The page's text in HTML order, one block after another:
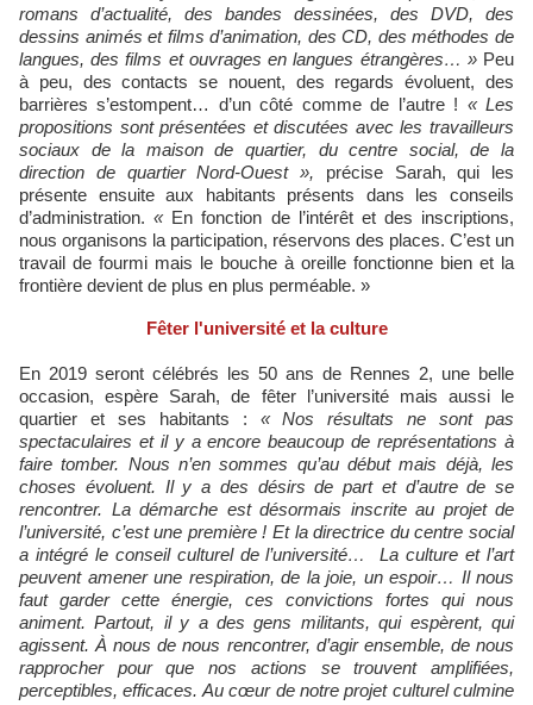
romans d’actualité, des bandes dessinées, des DVD, des
dessins animés et films d’animation, des CD, des méthodes de
langues, des films et ouvrages en langues étrangères… »Peu
à peu, des contacts se nouent, des regards évoluent, des
barrières s’estompent… d’un côté comme de l’autre ! « Les
propositions sont présentées et discutées avec les travailleurs
sociaux de la maison de quartier, du centre social, de la
direction de quartier Nord-Ouest », précise Sarah, qui les
présente ensuite aux habitants présents dans les conseils
d’administration.« En fonction de l’intérêt et des inscriptions,
nous organisons la participation, réservons des places. C’est un
travail de fourmi mais le bouche à oreille fonctionne bien et la
frontière devient de plus en plus perméable. »
Fêter l'université et la culture
En 2019 seront célébrés les 50 ans de Rennes 2, une belle
occasion, espère Sarah, de fêter l’université mais aussi le
quartier et ses habitants : « Nos résultats ne sont pas
spectaculaires et il y a encore beaucoup de représentations à
faire tomber. Nous n’en sommes qu’au début mais déjà, les
choses évoluent. Il y a des désirs de part et d’autre de se
rencontrer. La démarche est désormais inscrite au projet de
l’université, c’est une première ! Et la directrice du centre social
a intégré le conseil culturel de l’université… La culture et l’art
peuvent amener une respiration, de la joie, un espoir… Il nous
faut garder cette énergie, ces convictions fortes qui nous
animent. Partout, il y a des gens militants, qui espèrent, qui
agissent. À nous de nous rencontrer, d’agir ensemble, de nous
rapprocher pour que nos actions se trouvent amplifiées,
perceptibles, efficaces. Au cœur de notre projet culturel culmine